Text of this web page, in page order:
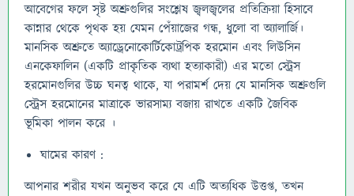
আবেগের ফলে সৃষ্ট অশ্রুগুলির সংশ্লেষ জ্বলজ্বলের প্রতিক্রিয়া হিসাবে
কান্নার থেকে পৃথক হয় যেমন পেঁয়াজের গন্ধ, ধুলো বা অ্যালার্জি।
মানসিক অশ্রুতে অ্যাড্রেনোকোর্টিকোট্রপিক হরমোন এবং লিউসিন
এনকেফালিন (একটি প্রাকৃতিক ব্যথা হত্যাকারী) এর মতো স্ট্রেস
হরমোনগুলির উচ্চ ঘনত্ব থাকে, যা পরামর্শ দেয় যে মানসিক অশ্রুগুলি
স্ট্রেস হরমোনের মাত্রাকে ভারসাম্য বজায় রাখতে একটি জৈবিক
ভূমিকা পালন করে ।
ঘামের কারণ :
আপনার শরীর যখন অনুভব করে যে এটি অত্যধিক উত্তপ্ত, তখন